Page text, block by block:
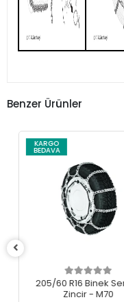
Benzer Ürünler
KARGO
BEDAVA
205/60 R16 Binek
Zincir - M70